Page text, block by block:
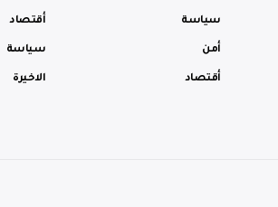
سياسة
أمن
أقتصاد
أقتصاد
سياسة
الاخيرة